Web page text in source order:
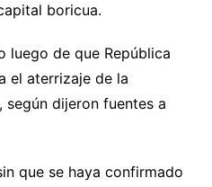
boricua.
luego de que República
el aterrizaje de la
dijeron fuentes a
que se haya confirmado